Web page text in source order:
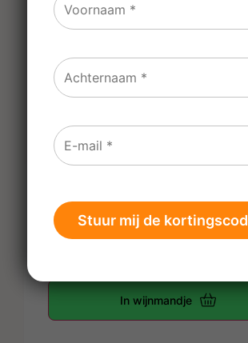
non vintage
€22,00
Prijs per fles
In wijnmandje